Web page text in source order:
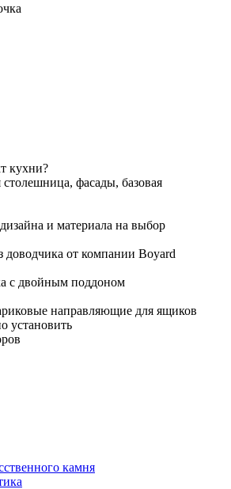
кухни?
столешница, фасады, базовая
и материала на выбор
доводчика от компании Boyard
с двойным поддоном
направляющие для ящиков
установить
камня